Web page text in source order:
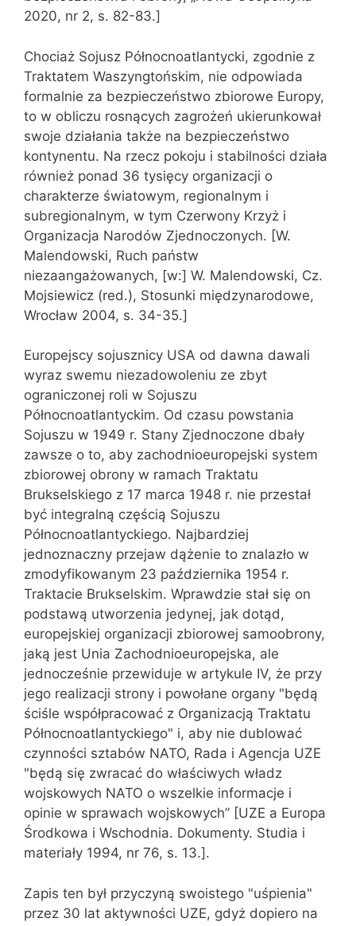
2020, nr 2, s. 82-83.]
Chociaż Sojusz Północnoatlantycki, zgodnie z
Traktatem Waszyngtońskim, nie odpowiada
formalnie za bezpieczeństwo zbiorowe Europy,
to w obliczu rosnących zagrożeń ukierunkował
swoje działania także na bezpieczeństwo
kontynentu. Na rzecz pokoju i stabilności działa
również ponad 36 tysięcy organizacji o
charakterze światowym, regionalnym i
subregionalnym, w tym Czerwony Krzyż i
Organizacja Narodów Zjednoczonych. [W.
Malendowski, Ruch państw
niezaangażowanych, [w:] W. Malendowski, Cz.
Mojsiewicz (red.), Stosunki międzynarodowe,
Wrocław 2004, s. 34-35.]
Europejscy sojusznicy USA od dawna dawali
wyraz swemu niezadowoleniu ze zbyt
ograniczonej roli w Sojuszu
Północnoatlantyckim. Od czasu powstania
Sojuszu w 1949 r. Stany Zjednoczone dbały
zawsze o to, aby zachodnioeuropejski system
zbiorowej obrony w ramach Traktatu
Brukselskiego z 17 marca 1948 r. nie przestał
być integralną częścią Sojuszu
Północnoatlantyckiego. Najbardziej
jednoznaczny przejaw dążenie to znalazło w
zmodyfikowanym 23 października 1954 r.
Traktacie Brukselskim. Wprawdzie stał się on
podstawą utworzenia jedynej, jak dotąd,
europejskiej organizacji zbiorowej samoobrony,
jaką jest Unia Zachodnioeuropejska, ale
jednocześnie przewiduje w artykule IV, że przy
jego realizacji strony i powołane organy "będą
ściśle współpracować z Organizacją Traktatu
Północnoatlantyckiego" i, aby nie dublować
czynności sztabów NATO, Rada i Agencja UZE
"będą się zwracać do właściwych władz
wojskowych NATO o wszelkie informacje i
opinie w sprawach wojskowych” [UZE a Europa
Środkowa i Wschodnia. Dokumenty. Studia i
materiały 1994, nr 76, s. 13.].
Zapis ten był przyczyną swoistego "uśpienia"
przez 30 lat aktywności UZE, gdyż dopiero na